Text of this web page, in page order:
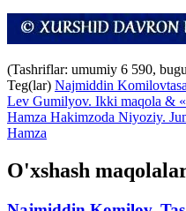
(Tashriflar: umumiy 6 590,
Teg(lar) Najmiddin Komilov
Lev Gumilyov. Ikki maqola &
Hamza Hakimzoda Niyoziy.
Hamza
O'xshash